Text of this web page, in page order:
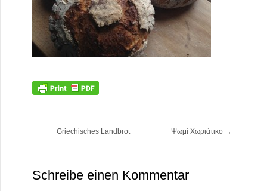
Griechisches Landbrot Ψωμί Χωριάτικο →
Schreibe einen Kommentar